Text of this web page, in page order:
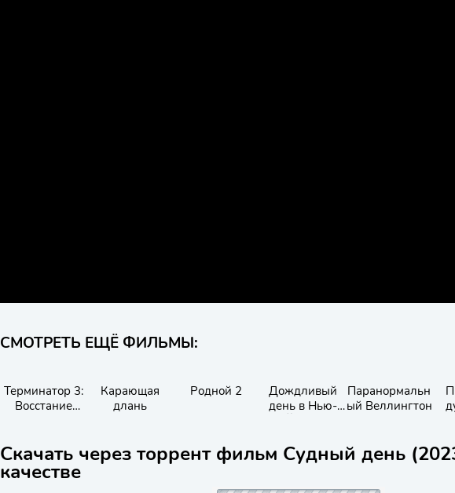
СМОТРЕТЬ ЕЩЁ ФИЛЬМЫ:
Терминатор 3:
Восстание
Карающая
длань
Родной 2
Дождливый
день в Нью-
Паранормальн
ый Веллингтон
Скачать через торрент фильм Судный день
качестве